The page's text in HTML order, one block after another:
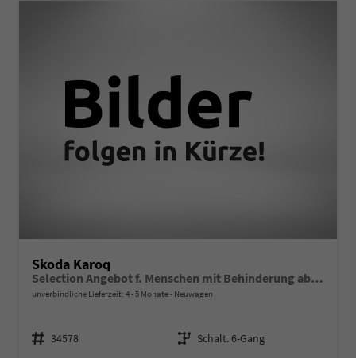
Skoda Karoq
Selection Angebot f. Menschen mit Behinderung ab 50%! 1.5 TSI 150PS, 16"Alu, Climatronic, Dachreling, M-Lederlenkrad, LED-Scheinwerfer, Tempomat, Parksensoren hinten, Virtual Cockpit 8", SunSet, Infotainment 8" + Wireless SmartLink
unverbindliche Lieferzeit: 4 - 5 Monate Neuwagen
Fahrzeugnr.
34578
Getriebe
Schalt. 6-Gang